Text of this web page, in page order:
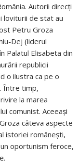
Autorii direcţi
loviturii de stat au
Petru Groza
Dej (liderul
Palatul Elisabeta din
republicii
o ilustra ca pe o
Între timp,
la marea
comunist. Aceeaşi
câteva aspecte
istoriei româneşti,
oportunism feroce,